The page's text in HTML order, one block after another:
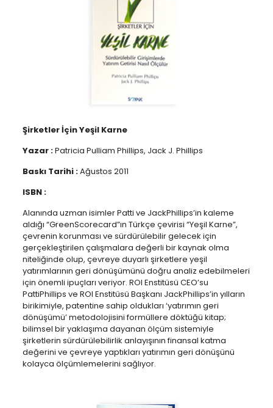
Şirketler İçin Yeşil Karne
Yazar :Patricia Pulliam Phillips, Jack J. Phillips
Baskı Tarihi :Ağustos 2011
ISBN :
Alanında uzman isimler Patti ve JackPhillips’in kaleme
aldığı “GreenScorecard”ın Türkçe çevirisi “Yeşil Karne”,
çevrenin korunması ve sürdürülebilir gelecek için
gerçekleştirilen çalışmalara değerli bir kaynak olma
niteliğinde olup, çevreye duyarlı şirketlere yeşil
yatırımlarının geri dönüşümünü doğru analiz edebilmeleri
için önemli ipuçları veriyor. ROI Enstitüsü CEO’su
PattiPhillips ve ROI Enstitüsü Başkanı JackPhillips’in yılların
birikimiyle, patentine sahip oldukları ‘yatırımın geri
dönüşümü’ metodolojisini formüllere döktüğü kitap;
bilimsel bir yaklaşıma dayanan ölçüm sistemiyle
şirketlerin sürdürülebilirlik anlayışının finansal katma
değerini ve çevreye yaptıkları yatırımın geri dönüşünü
kolayca ölçümlemelerini sağlıyor.